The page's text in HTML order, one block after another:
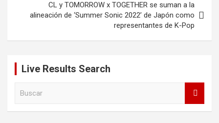
CL y TOMORROW x TOGETHER se suman a la
alineación de ‘Summer Sonic 2022’ de Japón como
representantes de K-Pop
Live Results Search